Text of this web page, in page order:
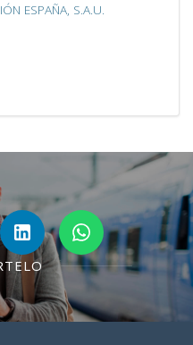
ESPAÑA, S.A.U.